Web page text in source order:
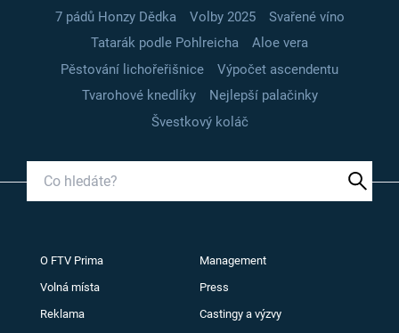
7 pádů Honzy Dědka
Volby 2025
Svařené víno
Tatarák podle Pohlreicha
Aloe vera
Pěstování lichořeřišnice
Výpočet ascendentu
Tvarohové knedlíky
Nejlepší palačinky
Švestkový koláč
O FTV Prima Management
Volná místa Press
Reklama Castingy a výzvy